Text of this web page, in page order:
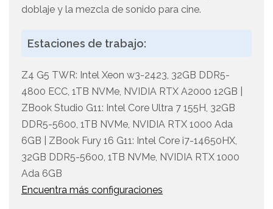
doblaje y la mezcla de sonido para cine.
Estaciones de trabajo:
Z4 G5 TWR: Intel Xeon w3-2423, 32GB DDR5-
4800 ECC, 1TB NVMe, NVIDIA RTX A2000 12GB |
ZBook Studio G11: Intel Core Ultra 7 155H, 32GB
DDR5-5600, 1TB NVMe, NVIDIA RTX 1000 Ada
6GB | ZBook Fury 16 G11: Intel Core i7-14650HX,
32GB DDR5-5600, 1TB NVMe, NVIDIA RTX 1000
Ada 6GB
Encuentra más configuraciones